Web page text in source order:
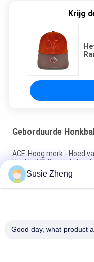
Krijg
Geborduurde
ACE-Hoog merk - Hoed
Honkbal GLB van de
100% polyester 6
Comité
Vrachtwagenchauffeur
Susie Zheng
Good day, what product